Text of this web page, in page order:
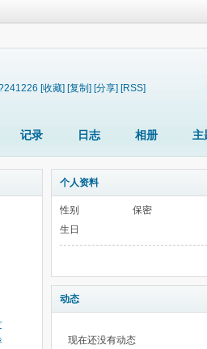
[收藏] [复制] [分享] [RSS]
记录 日志 相册 主
个人资料
性别
保密
生日
动态
现在还没有动态